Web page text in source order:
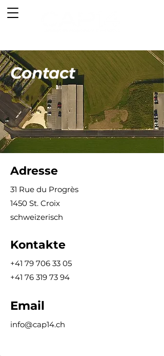
Contact
Adresse
31 Rue du Progrès
1450 St. Croix
schweizerisch
Kontakte
+41 79 706 33 05
+41 76 319 73 94
Email
info@cap14.ch